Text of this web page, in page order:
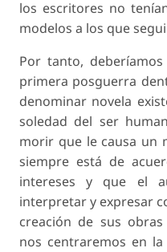
los escritores no
modelos a los que
Por tanto,
primera posguerra
denominar novela
soledad del ser
morir que le causa un
siempre está de
intereses y que el
interpretar y expresar
creación de sus obras
nos centraremos en